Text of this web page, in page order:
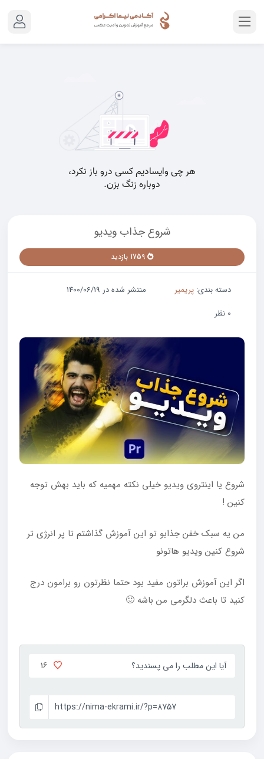
شروع جذاب ویدیو
1759 بازدید
دسته بندی: پریمیر
منتشر شده در 1400/06/19
0 نظر
شروع یا اینتروی ویدیو خیلی نکته مهمیه که باید بهش توجه
کنین !
من یه سبک خفن جذابو تو این آموزش گذاشتم تا پر انرژی تر
شروع کنین ویدیو هاتونو
اگر این آموزش براتون مفید بود حتما نظرتون رو برامون درج
کنید تا باعث دلگرمی من باشه 🙂
آیا این مطلب را می پسندید؟ 16
https://nima-ekrami.ir/?p=8757